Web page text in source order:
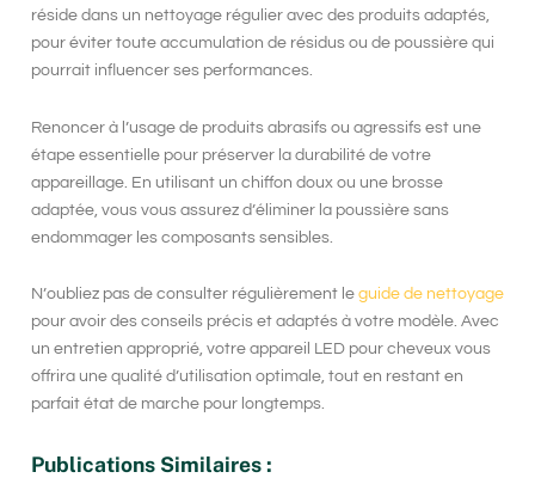
réside dans un nettoyage régulier avec des produits adaptés,
pour éviter toute accumulation de résidus ou de poussière qui
pourrait influencer ses performances.
Renoncer à l’usage de produits abrasifs ou agressifs est une
étape essentielle pour préserver la durabilité de votre
appareillage. En utilisant un chiffon doux ou une brosse
adaptée, vous vous assurez d’éliminer la poussière sans
endommager les composants sensibles.
N’oubliez pas de consulter régulièrement le guide de nettoyage
pour avoir des conseils précis et adaptés à votre modèle. Avec
un entretien approprié, votre appareil LED pour cheveux vous
offrira une qualité d’utilisation optimale, tout en restant en
parfait état de marche pour longtemps.
Publications Similaires :